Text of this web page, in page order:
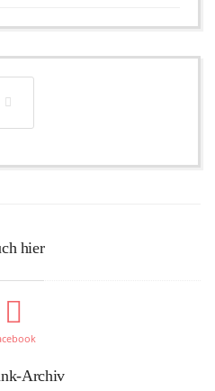
hier
Archiv